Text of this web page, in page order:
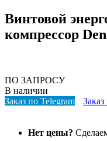
Винтовой
компрессор
ПО ЗАПРОСУ
В наличии
Заказ по Telegram
Нет цены?